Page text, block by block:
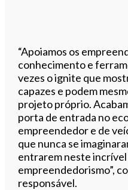
“Apoiamos os
conhecimento e
vezes o ignite que
capazes e podem
projeto próprio.
porta de entrada no
empreendedor e de
que nunca se
entrarem neste
empreendedorismo”,
responsável.